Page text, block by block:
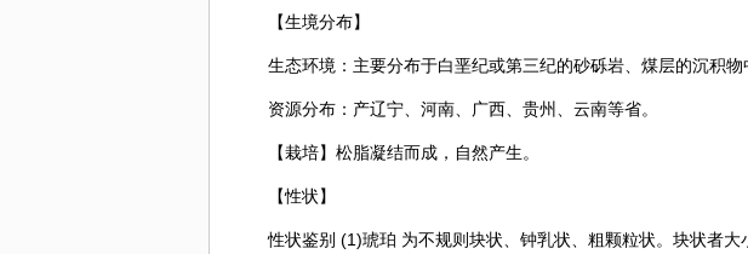
【生境分布】
生态环境：主要分布于白垩纪或第三纪的砂砾岩、煤层的沉积物
资源分布：产辽宁、河南、广西、贵州、云南等省。
【栽培】松脂凝结而成，自然产生。
【性状】
性状鉴别 (1)琥珀 为不规则块状、钟乳状、粗颗粒状。块状者